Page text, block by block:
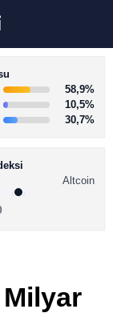
58,9%
10,5%
30,7%
Altcoin
Milyar